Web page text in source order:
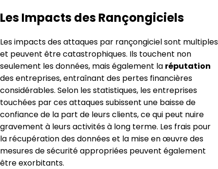
Les Impacts des Rançongiciels
Les impacts des attaques par rançongiciel sont multiples
et peuvent être catastrophiques. Ils touchent non
seulement les données, mais également la réputation
des entreprises, entraînant des pertes financières
considérables. Selon les statistiques, les entreprises
touchées par ces attaques subissent une baisse de
confiance de la part de leurs clients, ce qui peut nuire
gravement à leurs activités à long terme. Les frais pour
la récupération des données et la mise en œuvre des
mesures de sécurité appropriées peuvent également
être exorbitants.